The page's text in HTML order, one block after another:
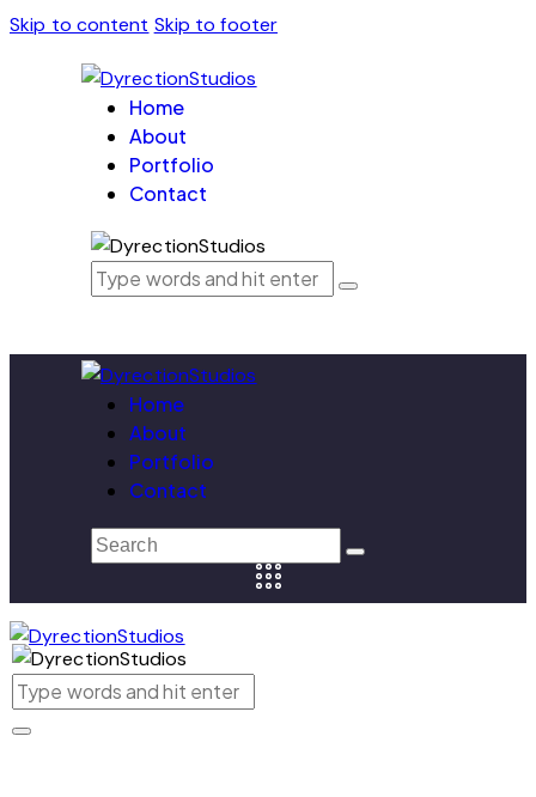
Skip to content Skip to footer
Home
About
Portfolio
Contact
Home
About
Portfolio
Contact